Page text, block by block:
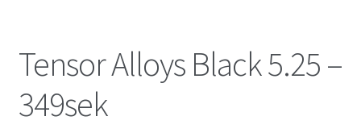
Tensor Alloys Black 5.25 –
349sek